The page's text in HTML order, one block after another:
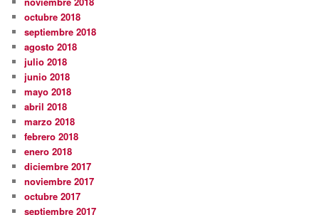
octubre 2018
septiembre 2018
agosto 2018
julio 2018
junio 2018
mayo 2018
abril 2018
marzo 2018
febrero 2018
enero 2018
diciembre 2017
noviembre 2017
octubre 2017
septiembre 2017